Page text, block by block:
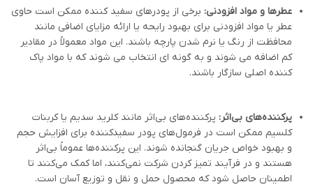
عطرها و مواد افزودنی: برخی از پودرهای سفید کننده ممکن است حاوی
عطر یا مواد افزودنی برای بهبود رایحه یا ارائه مزایای اضافی مانند
محافظت از رنگ یا نرم شدن پارچه باشند. این مواد معمولاً در مقادیر
کم اضافه می شوند و به گونه ای انتخاب می شوند که با مواد پاک
کننده اصلی سازگار باشند.
پرکننده‌های بی‌اثر: پرکننده‌های بی‌اثر مانند کلرید سدیم یا کربنات
کلسیم ممکن است در فرمول‌های پودر سفیدکننده برای افزایش حجم
و بهبود خواص جریان گنجانده شوند. این پرکننده‌ها عموماً بی‌اثر
هستند و در فرآیند تمیز کردن شرکت نمی‌کنند، اما کمک می‌کنند تا
اطمینان حاصل شود که محصول حمل و نقل و توزیع آسان است.